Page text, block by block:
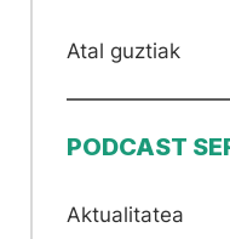
Atal guztiak
PODCAST
Aktualitatea